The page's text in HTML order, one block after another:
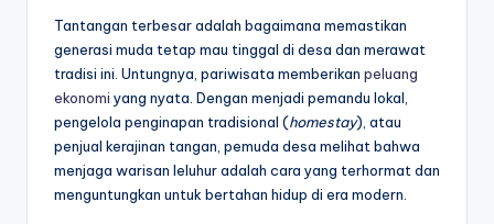
Tantangan terbesar adalah bagaimana memastikan
generasi muda tetap mau tinggal di desa dan merawat
tradisi ini. Untungnya, pariwisata memberikan peluang
ekonomi yang nyata. Dengan menjadi pemandu lokal,
pengelola penginapan tradisional (homestay), atau
penjual kerajinan tangan, pemuda desa melihat bahwa
menjaga warisan leluhur adalah cara yang terhormat dan
menguntungkan untuk bertahan hidup di era modern.